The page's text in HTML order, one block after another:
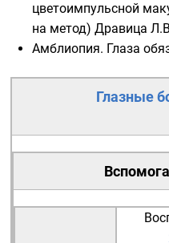
цветоимпульсной
на метод) Дравица
Амблиопия. Глаза
Глазные